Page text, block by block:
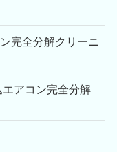
完全分解クリーニ
アコン完全分解